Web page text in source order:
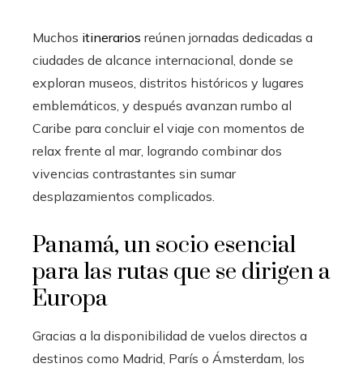
Muchos itinerarios reúnen jornadas dedicadas a
ciudades de alcance internacional, donde se
exploran museos, distritos históricos y lugares
emblemáticos, y después avanzan rumbo al
Caribe para concluir el viaje con momentos de
relax frente al mar, logrando combinar dos
vivencias contrastantes sin sumar
desplazamientos complicados.
Panamá, un socio esencial
para las rutas que se dirigen a
Europa
Gracias a la disponibilidad de vuelos directos a
destinos como Madrid, París o Ámsterdam, los